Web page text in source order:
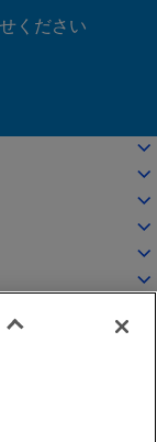
ください
お問い合わせ